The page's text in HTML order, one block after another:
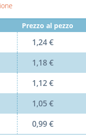
Prezzo al pezzo
1,24 €
1,18 €
1,12 €
1,05 €
0,99 €